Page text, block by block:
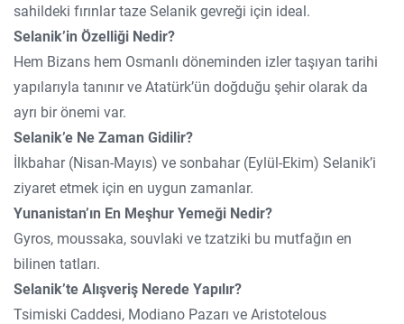
sahildeki fırınlar taze Selanik gevreği için ideal.
Selanik’in Özelliği Nedir?
Hem Bizans hem Osmanlı döneminden izler taşıyan tarihi
yapılarıyla tanınır ve Atatürk’ün doğduğu şehir olarak da
ayrı bir önemi var.
Selanik’e Ne Zaman Gidilir?
İlkbahar (Nisan-Mayıs) ve sonbahar (Eylül-Ekim) Selanik’i
ziyaret etmek için en uygun zamanlar.
Yunanistan’ın En Meşhur Yemeği Nedir?
Gyros, moussaka, souvlaki ve tzatziki bu mutfağın en
bilinen tatları.
Selanik’te Alışveriş Nerede Yapılır?
Tsimiski Caddesi, Modiano Pazarı ve Aristotelous